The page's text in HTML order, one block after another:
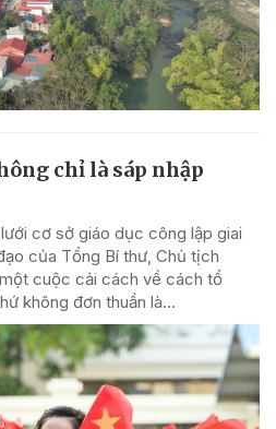
chỉ là sáp nhập
cơ sở giáo dục công lập giai
của Tổng Bí thư, Chủ tịch
cuộc cải cách về cách tổ
không đơn thuần là...